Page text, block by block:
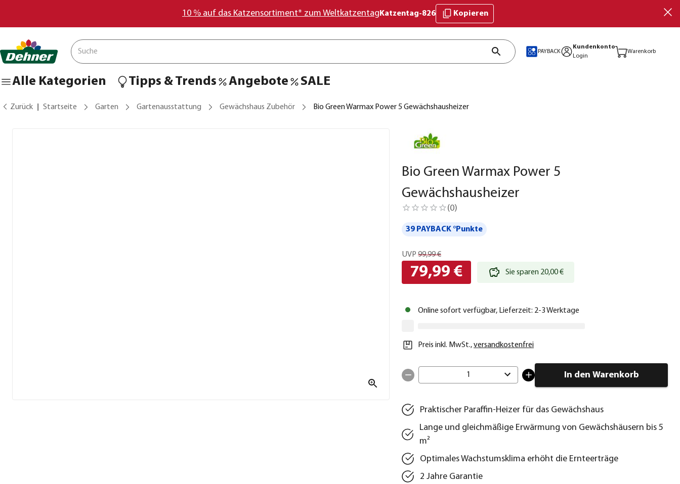
10 % auf das Katzensortiment* zum Weltkatzentag Katzentag-826 Kopieren
PAYBACK
Kundenkonto
Login
Warenkorb
Alle Kategorien Tipps & Trends Angebote SALE
Zurück Startseite Garten Gartenausstattung Gewächshaus Zubehör Bio Green Warmax Power 5 Gewächshausheizer
Bio Green Warmax Power 5
Gewächshausheizer
(0)
39 PAYBACK °Punkte
UVP 99,99 €
79,99 € Sie sparen 20,00 €
Online sofort verfügbar, Lieferzeit: 2-3 Werktage
Preis inkl. MwSt.,versandkostenfrei
1 In den Warenkorb
Praktischer Paraffin-Heizer für das Gewächshaus
Lange und gleichmäßige Erwärmung von Gewächshäusern bis 5
m²
Optimales Wachstumsklima erhöht die Ernteerträge
2 Jahre Garantie